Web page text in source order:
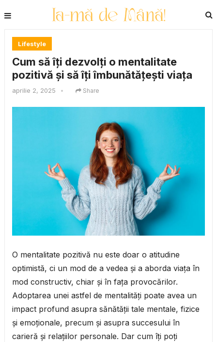
Lifestyle
Cum să îți dezvolți o mentalitate
pozitivă și să îți îmbunătățești viața
aprilie 2, 2025 • Share
O mentalitate pozitivă nu este doar o atitudine
optimistă, ci un mod de a vedea și a aborda viața în
mod constructiv, chiar și în fața provocărilor.
Adoptarea unei astfel de mentalități poate avea un
impact profund asupra sănătății tale mentale, fizice
și emoționale, precum și asupra succesului în
carieră și relațiilor personale. Dar cum îți poți